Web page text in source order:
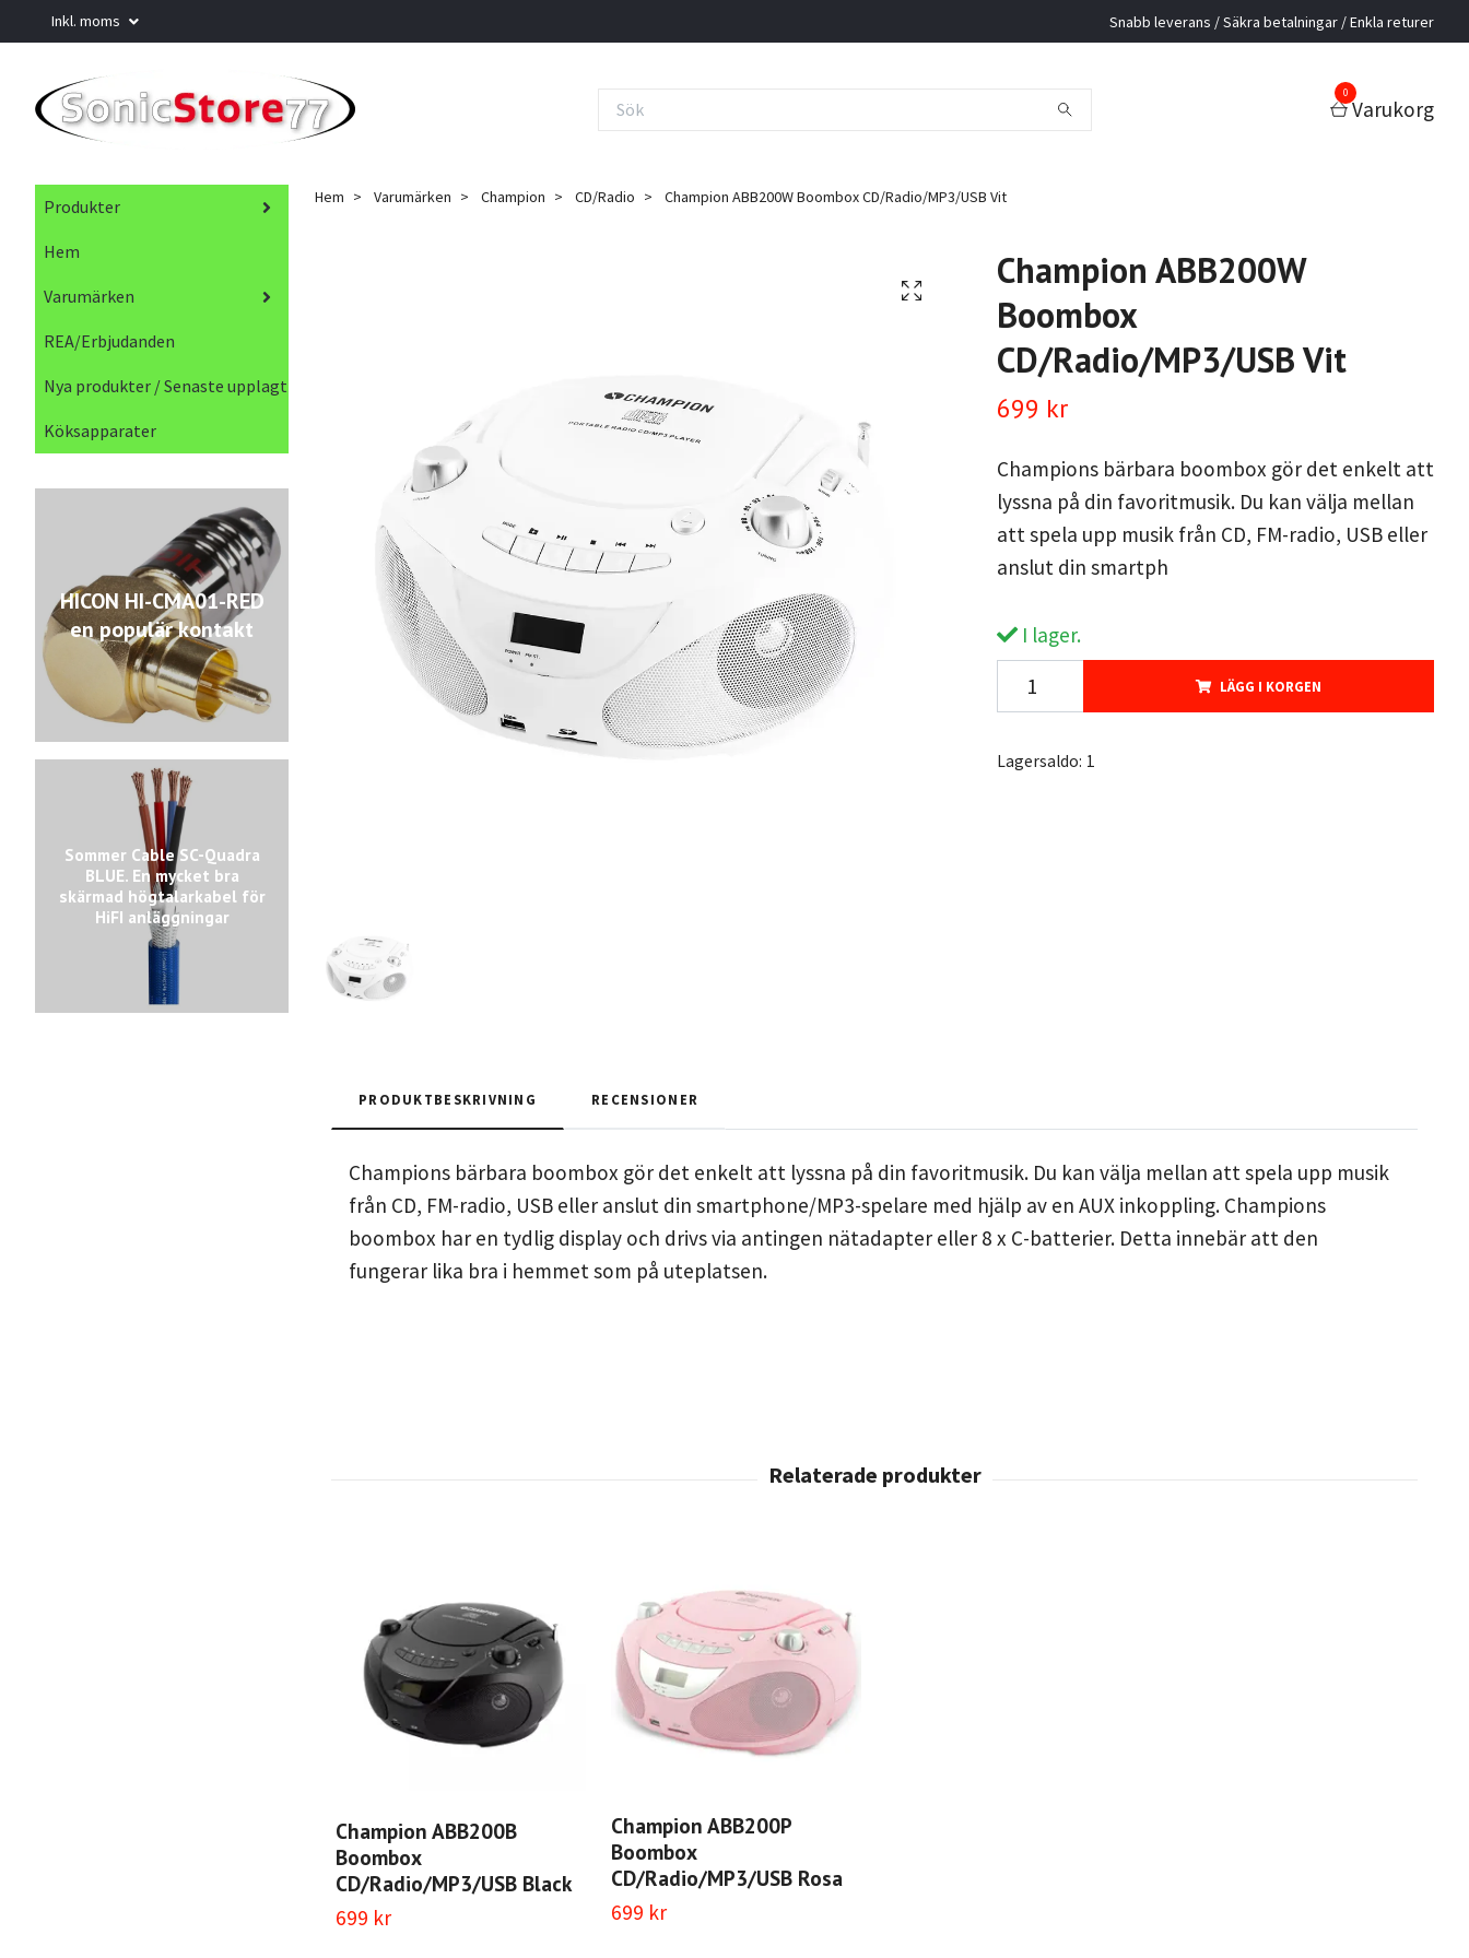
Inkl. moms Snabb leverans / Säkra betalningar / Enkla returer
0
Varukorg
Produkter
Hem
Varumärken
REA/Erbjudanden
Nya produkter / Senaste upplagt
Köksapparater
HICON HI-CMA01-RED
en populär kontakt
Sommer Cable SC-Quadra
BLUE. En mycket bra
skärmad högtalarkabel för
HiFI anläggningar
Hem Varumärken Champion CD/Radio Champion ABB200W Boombox CD/Radio/MP3/USB Vit
Champion ABB200W
Boombox
CD/Radio/MP3/USB Vit
699 kr
Champions bärbara boombox gör det enkelt att
lyssna på din favoritmusik. Du kan välja mellan
att spela upp musik från CD, FM-radio, USB eller
anslut din smartph
I lager.
LÄGG I KORGEN
Lagersaldo: 1
PRODUKTBESKRIVNING RECENSIONER
Champions bärbara boombox gör det enkelt att lyssna på din favoritmusik. Du kan välja mellan att spela upp musik
från CD, FM-radio, USB eller anslut din smartphone/MP3-spelare med hjälp av en AUX inkoppling. Champions
boombox har en tydlig display och drivs via antingen nätadapter eller 8 x C-batterier. Detta innebär att den
fungerar lika bra i hemmet som på uteplatsen.
Champion ABB200B
Boombox
CD/Radio/MP3/USB Black
699 kr
Champion ABB200P
Boombox
CD/Radio/MP3/USB Rosa
699 kr